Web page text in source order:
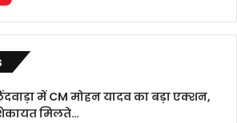
में CM मोहन यादव का बड़ा एक्शन,
मिलते…